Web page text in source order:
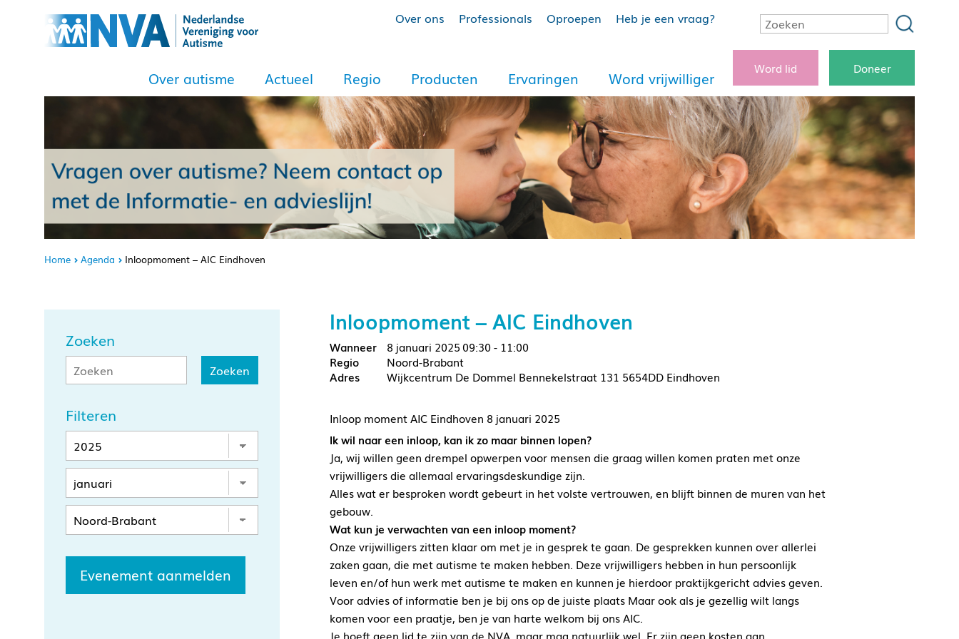
Over ons Professionals Oproepen Heb je een vraag?
Over autisme Actueel Regio Producten Ervaringen Word vrijwilliger
Word lid Doneer
Home Agenda Inloopmoment – AIC Eindhoven
Zoeken
Filteren
Evenement aanmelden
Inloopmoment – AIC Eindhoven
8 januari 2025 09:30 - 11:00
Noord-Brabant
Wijkcentrum De Dommel Bennekelstraat 131 5654DD Eindhoven
Inloop moment AIC Eindhoven 8 januari 2025
Ik wil naar een inloop, kan ik zo maar binnen lopen?
Ja, wij willen geen drempel opwerpen voor mensen die graag willen komen praten met onze
vrijwilligers die allemaal ervaringsdeskundige zijn.
Alles wat er besproken wordt gebeurt in het volste vertrouwen, en blijft binnen de muren van het
gebouw.
Wat kun je verwachten van een inloop moment?
Onze vrijwilligers zitten klaar om met je in gesprek te gaan. De gesprekken kunnen over allerlei
zaken gaan, die met autisme te maken hebben. Deze vrijwilligers hebben in hun persoonlijk
leven en/of hun werk met autisme te maken en kunnen je hierdoor praktijkgericht advies geven.
Voor advies of informatie ben je bij ons op de juiste plaats Maar ook als je gezellig wilt langs
komen voor een praatje, ben je van harte welkom bij ons AIC.
Je hoeft geen lid te zijn van de NVA, maar mag natuurlijk wel. Er zijn geen kosten aan